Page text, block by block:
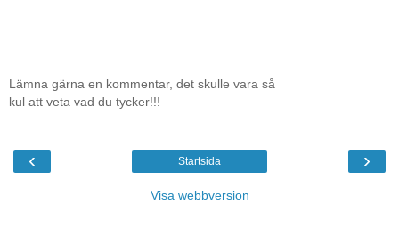
Lämna gärna en kommentar, det skulle vara så
kul att veta vad du tycker!!!
‹ ›
Startsida
Visa webbversion